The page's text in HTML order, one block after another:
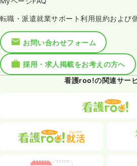
転職・派遣就業サポート利用規約および
お問い合わせフォーム
採用・求人掲載をお考えの方へ
看護roo!の関連サー